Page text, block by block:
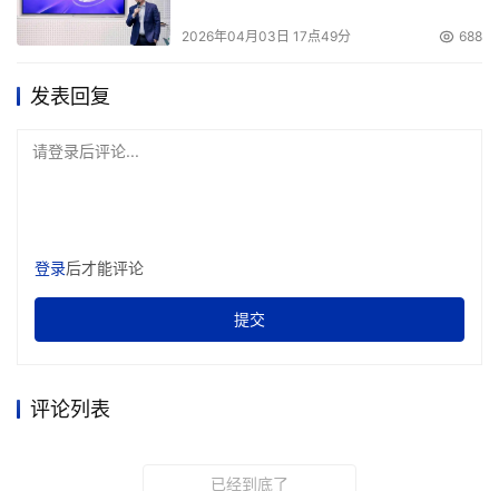
一期项目的既有成果看，可以称其为欧洲经典，因为他们把
广泛采用成熟的技术并用于管理实践，包括风险文档、风险
管理过程、完整的风险管理和开发过程以及基于数据综合的
工具集平台，整个风险评估框架鲁棒性强，闪现出前欧洲理
性思想的光芒，值得我们关注。
为"BS7799-1：1999信息安全管理实施细则"和"BS7799-
早、影响面最广、接受程度最高的标准，目前已成国际标
英国不仅提出了BS 7799标准，而且还开发了相应的工具或
2026年04月03日 17点49分 688
发表回复
请登录后评论...
登录后才能评论
提交
评论列表
已经到底了